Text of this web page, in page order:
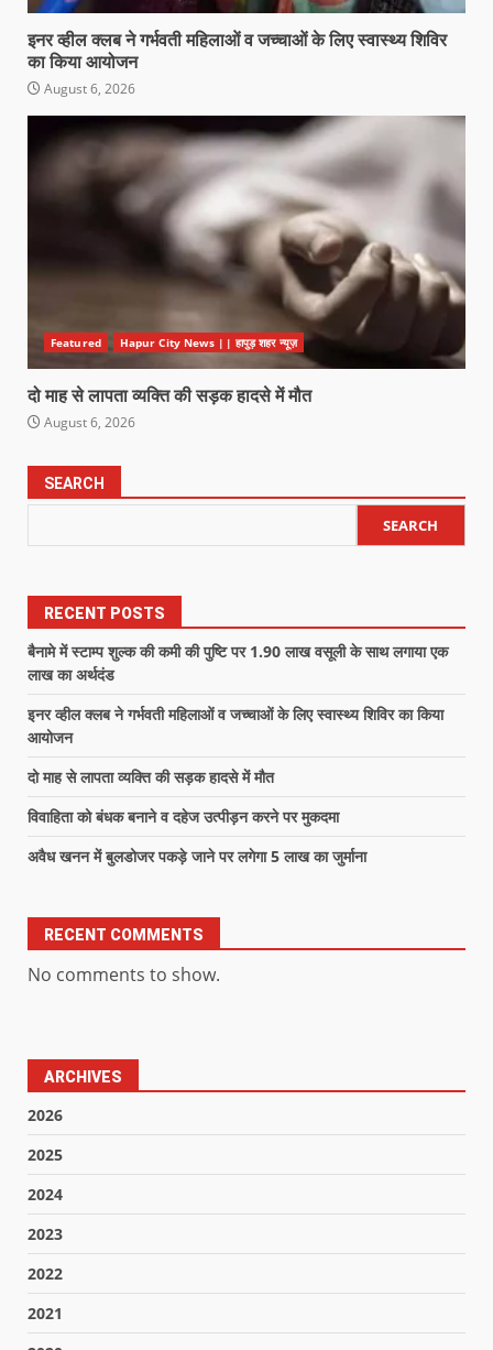
इनर व्हील क्लब ने गर्भवती महिलाओं व जच्चाओं के लिए स्वास्थ्य शिविर
का किया आयोजन
August 6, 2026
Featured Hapur City News || हापुड़ शहर न्यूज़
दो माह से लापता व्यक्ति की सड़क हादसे में मौत
August 6, 2026
SEARCH
SEARCH
RECENT POSTS
बैनामे में स्टाम्प शुल्क की कमी की पुष्टि पर 1.90 लाख वसूली के साथ लगाया एक
लाख का अर्थदंड
इनर व्हील क्लब ने गर्भवती महिलाओं व जच्चाओं के लिए स्वास्थ्य शिविर का किया
आयोजन
दो माह से लापता व्यक्ति की सड़क हादसे में मौत
विवाहिता को बंधक बनाने व दहेज उत्पीड़न करने पर मुकदमा
अवैध खनन में बुलडोजर पकड़े जाने पर लगेगा 5 लाख का जुर्माना
RECENT COMMENTS
No comments to show.
ARCHIVES
2026
2025
2024
2023
2022
2021